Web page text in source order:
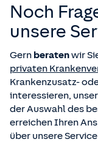
gemeinsame
nur der 1,5-fache
den vollen Beitrag.
Noch
unsere
Gern beratenwir
privaten
Krankenzusatz-
interessieren,
der Auswahl des
erreichen Ihren
über unsere